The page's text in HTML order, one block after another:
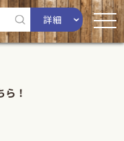
詳細
！